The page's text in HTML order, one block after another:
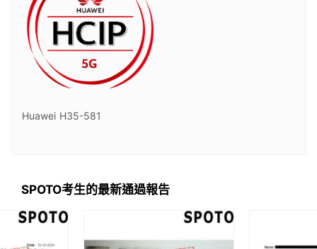
Huawei H35-581
SPOTO考生的最新通過報告